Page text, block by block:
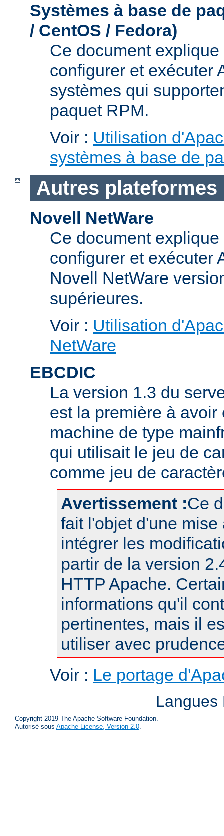
Systèmes à base de
/ CentOS / Fedora)
Ce document
configurer et exécuter
systèmes qui
paquet RPM.
Voir : Utilisation
systèmes à base de
Autres plateformes
Novell NetWare
Ce document
configurer et exécuter
Novell NetWare
supérieures.
Voir : Utilisation
NetWare
EBCDIC
La version 1.3 du
est la première à
machine de type
qui utilisait le jeu de
comme jeu de
Avertissement :Ce
fait l'objet d'une mise
intégrer les
partir de la version
HTTP Apache.
informations qu'il
pertinentes, mais il
utiliser avec
Voir : Le portage
Copyright 2019 The Apache Software Foundation.
Autorisé sous Apache License, Version 2.0